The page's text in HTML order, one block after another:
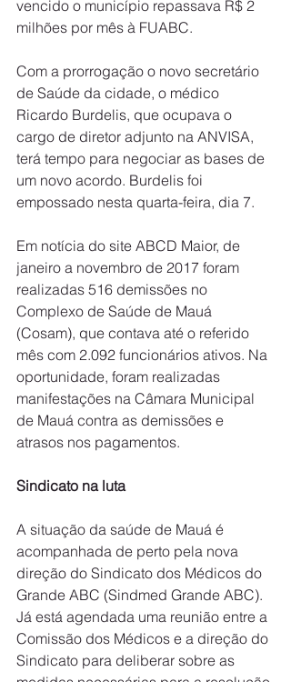
vencido o município repassava R$ 2
milhões por mês à FUABC.
Com a prorrogação o novo secretário
de Saúde da cidade, o médico
Ricardo Burdelis, que ocupava o
cargo de diretor adjunto na ANVISA,
terá tempo para negociar as bases de
um novo acordo. Burdelis foi
empossado nesta quarta-feira, dia 7.
Em notícia do site ABCD Maior, de
janeiro a novembro de 2017 foram
realizadas 516 demissões no
Complexo de Saúde de Mauá
(Cosam), que contava até o referido
mês com 2.092 funcionários ativos. Na
oportunidade, foram realizadas
manifestações na Câmara Municipal
de Mauá contra as demissões e
atrasos nos pagamentos.
Sindicato na luta
A situação da saúde de Mauá é
acompanhada de perto pela nova
direção do Sindicato dos Médicos do
Grande ABC (Sindmed Grande ABC).
Já está agendada uma reunião entre a
Comissão dos Médicos e a direção do
Sindicato para deliberar sobre as